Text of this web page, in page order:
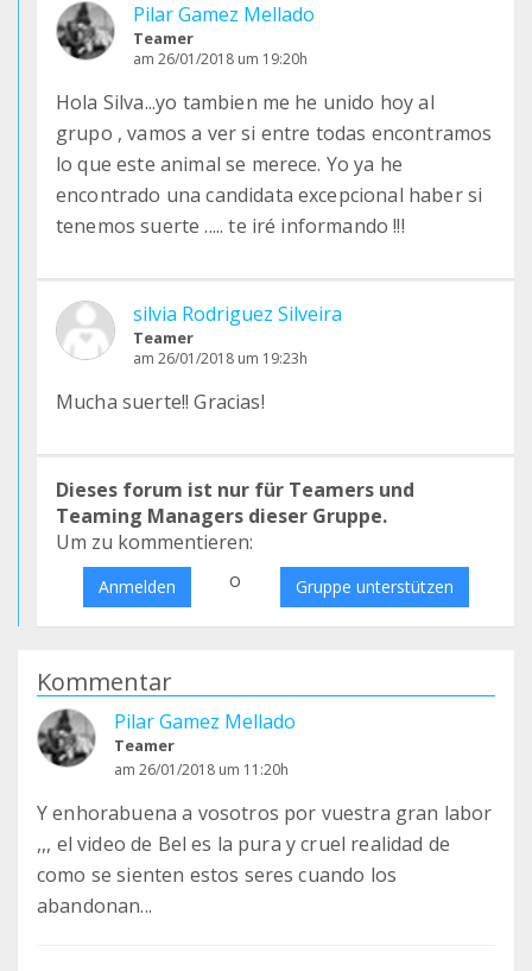
Pilar Gamez Mellado
Teamer
am 26/01/2018 um 19:20h
Hola Silva...yo tambien me he unido hoy al
grupo , vamos a ver si entre todas encontramos
lo que este animal se merece. Yo ya he
encontrado una candidata excepcional haber si
tenemos suerte ..... te iré informando !!!
silvia Rodriguez Silveira
Teamer
am 26/01/2018 um 19:23h
Mucha suerte!! Gracias!
Dieses forum ist nur für Teamers und
Teaming Managers dieser Gruppe.
Um zu kommentieren:
Anmelden o Gruppe unterstützen
Kommentar
Pilar Gamez Mellado
Teamer
am 26/01/2018 um 11:20h
Y enhorabuena a vosotros por vuestra gran labor
,,, el video de Bel es la pura y cruel realidad de
como se sienten estos seres cuando los
abandonan...